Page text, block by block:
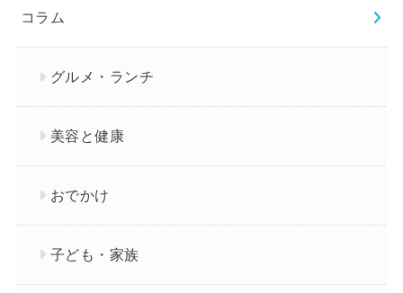
コラム
グルメ・ランチ
美容と健康
おでかけ
子ども・家族